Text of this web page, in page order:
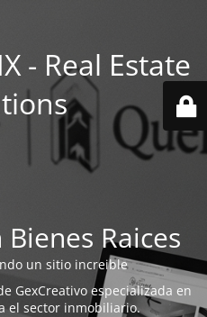
- Real Estate
Raices
un sitio increible
GexCreativo especializada en
el sector inmobiliario.